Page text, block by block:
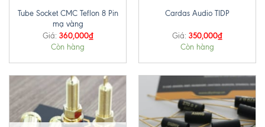
Tube Socket CMC Teflon 8 Pin
mạ vàng
Giá: 360,000₫
Còn hàng
Cardas Audio TIDP
Giá: 350,000₫
Còn hàng